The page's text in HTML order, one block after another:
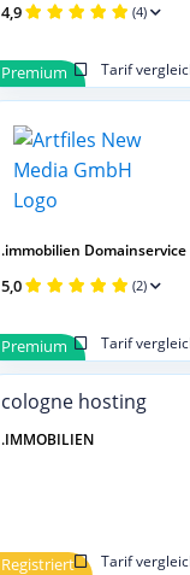
Premium Tarif
4,9 (4)
Premium Tarif
.immobilien Domainservice
5,0 (2)
Registriert Tarif
cologne hosting
.IMMOBILIEN